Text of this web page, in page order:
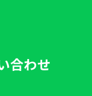
合わせ